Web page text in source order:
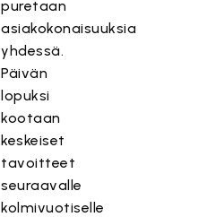
puretaan
asiakokonaisuuksia
yhdessä.
Päivän
lopuksi
kootaan
keskeiset
tavoitteet
seuraavalle
kolmivuotiselle